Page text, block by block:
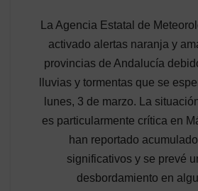
La Agencia Estatal de
activado alertas naranja y
provincias de Andalucía
lluvias y tormentas que se
lunes, 3 de marzo. La
es particularmente crítica en
han reportado
significativos y se prevé
desbordamiento en